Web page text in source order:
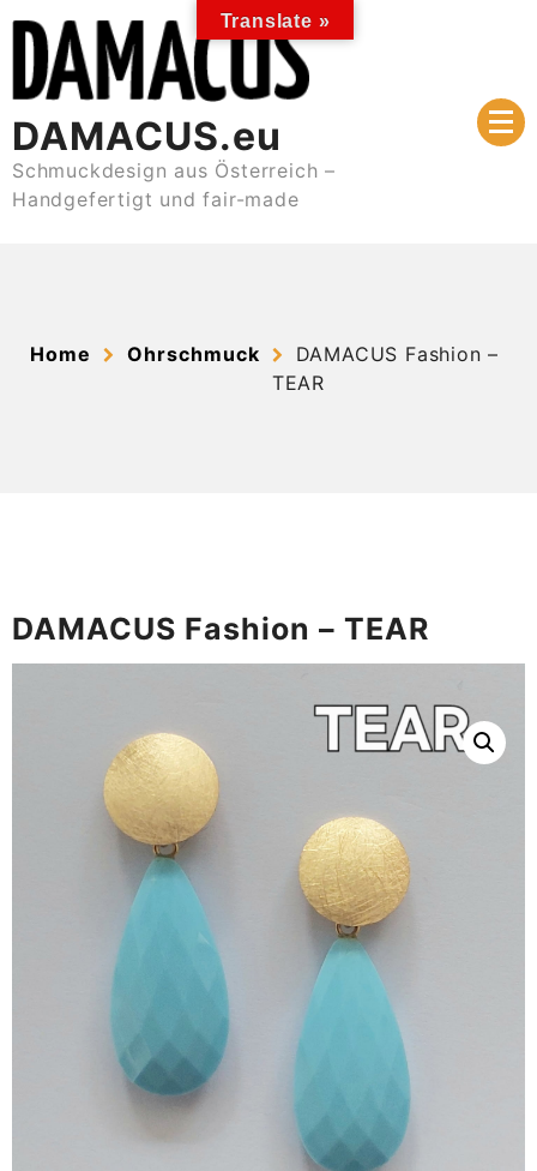
content
DAMACUS.eu
Schmuckdesign aus Österreich –
Handgefertigt und fair-made
Home Ohrschmuck
DAMACUS Fashion –
TEAR
DAMACUS Fashion – TEAR
Translate »